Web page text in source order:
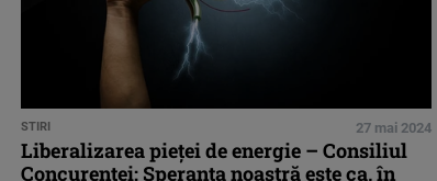
STIRI 27 mai 2024
Liberalizarea pieţei de energie – Consiliul
Concurenţei: Speranţa noastră este ca, în